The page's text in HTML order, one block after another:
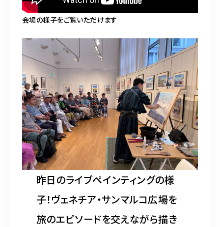
会場の様子をご覧いただけます
昨日のライブペインティングの様
子！ヴェネチア・サンマルコ広場を
旅のエピソードを交えながら描き